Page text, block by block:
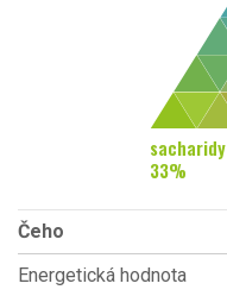
sacharidy
33%
Čeho
Energetická hodnota